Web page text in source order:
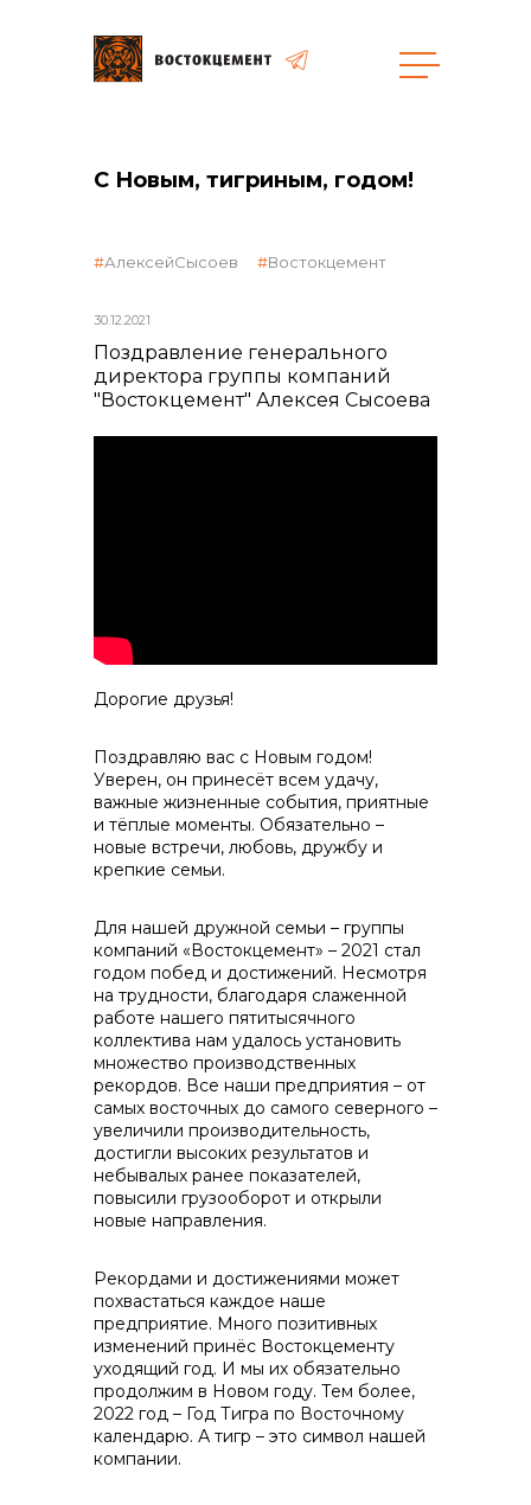
Закупки
объявленные закупки
Контакты
+7 (423) 234 50 50
info@vostokcement.ru
С Новым, тигриным, годом!
30.12.2021
АлексейСысоев Востокцемент
Поздравление генерального
директора группы компаний
"Востокцемент" Алексея Сысоева
Дорогие друзья!
Поздравляю вас с Новым годом!
Уверен, он принесёт всем удачу,
важные жизненные события, приятные
и тёплые моменты. Обязательно –
новые встречи, любовь, дружбу и
крепкие семьи.
Для нашей дружной семьи – группы
компаний «Востокцемент» – 2021 стал
годом побед и достижений. Несмотря
на трудности, благодаря слаженной
работе нашего пятитысячного
коллектива нам удалось установить
множество производственных
рекордов. Все наши предприятия – от
самых восточных до самого северного –
увеличили производительность,
достигли высоких результатов и
небывалых ранее показателей,
повысили грузооборот и открыли
новые направления.
Рекордами и достижениями может
похвастаться каждое наше
предприятие. Много позитивных
изменений принёс Востокцементу
уходящий год. И мы их обязательно
продолжим в Новом году. Тем более,
2022 год – Год Тигра по Восточному
календарю. А тигр – это символ нашей
компании.